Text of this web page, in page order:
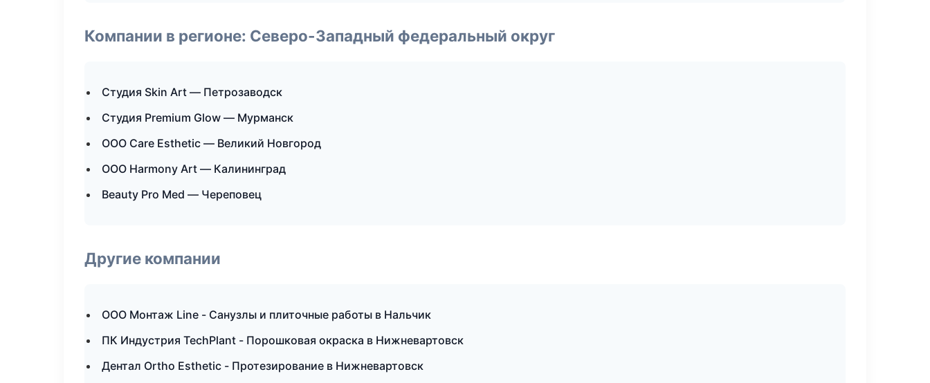
Компании в регионе: Северо-Западный федеральный округ
Студия Skin Art — Петрозаводск
Студия Premium Glow — Мурманск
ООО Care Esthetic — Великий Новгород
ООО Harmony Art — Калининград
Beauty Pro Med — Череповец
Другие компании
ООО Монтаж Line - Санузлы и плиточные работы в Нальчик
ПК Индустрия TechPlant - Порошковая окраска в Нижневартовск
Дентал Ortho Esthetic - Протезирование в Нижневартовск